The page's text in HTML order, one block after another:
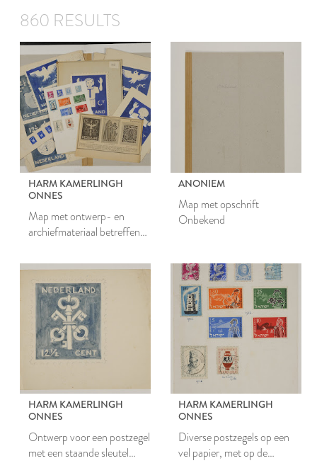
860 RESULTS
HARM KAMERLINGH
ONNES
Map met ontwerp- en
archiefmateriaal betreffende
Vredespostzegels
ANONIEM
Map met opschrift
Onbekend
HARM KAMERLINGH
ONNES
Ontwerp voor een postzegel
met een staande sleutel
HARM KAMERLINGH
ONNES
Diverse postzegels op een
vel papier, met op de